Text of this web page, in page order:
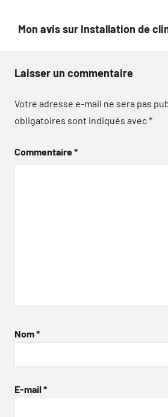
Mon avis sur Installation de
Laisser un commentaire
Votre adresse e-mail ne sera pas
obligatoires sont indiqués avec*
Commentaire*
Nom*
E-mail *